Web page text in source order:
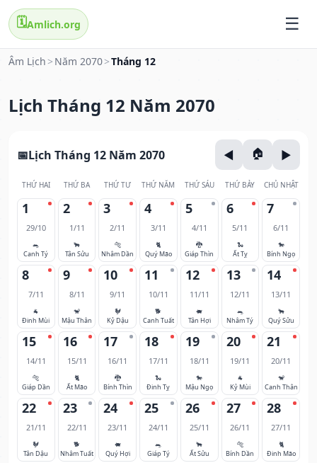
🗓️Amlich.org
Âm Lịch > Năm 2070>Tháng 12
Lịch Tháng 12 Năm 2070
Lịch Tháng 12 Năm 2070
THỨ HAI THỨ BA THỨ TƯ THỨ NĂM THỨ SÁU THỨ BẢY CHỦ NHẬT
1
29/10
🐀
Canh Tý
2
1/11
🐂
Tân Sửu
3
2/11
🐅
Nhâm Dần
4
3/11
🐈
Quý Mão
5
4/11
🐉
Giáp Thìn
6
5/11
🐍
Ất Tỵ
7
6/11
🐎
Bính Ngọ
8
7/11
🐐
Đinh Mùi
9
8/11
🐒
Mậu Thân
10
9/11
🐓
Kỷ Dậu
11
10/11
🐕
Canh Tuất
12
11/11
🐖
Tân Hợi
13
12/11
🐀
Nhâm Tý
14
13/11
🐂
Quý Sửu
15
14/11
🐅
Giáp Dần
16
15/11
🐈
Ất Mão
17
16/11
🐉
Bính Thìn
18
17/11
🐍
Đinh Tỵ
19
18/11
🐎
Mậu Ngọ
20
19/11
🐐
Kỷ Mùi
21
20/11
🐒
Canh Thân
22
21/11
🐓
Tân Dậu
23
22/11
🐕
Nhâm Tuất
24
23/11
🐖
Quý Hợi
25
24/11
🐀
Giáp Tý
26
25/11
🐂
Ất Sửu
27
26/11
🐅
Bính Dần
28
27/11
🐈
Đinh Mão